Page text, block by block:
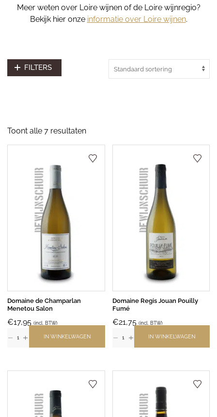
Meer weten over Loire wijnen of de Loire wijnregio?
Bekijk hier onze informatie over Loire wijnen.
FILTERS
Toont alle 7 resultaten
Domaine de Champarlan
Menetou Salon
€17,95 (incl. BTW)
IN WINKELWAGEN
Domaine Regis Jouan Pouilly
Fumé
€21,75 (incl. BTW)
IN WINKELWAGEN